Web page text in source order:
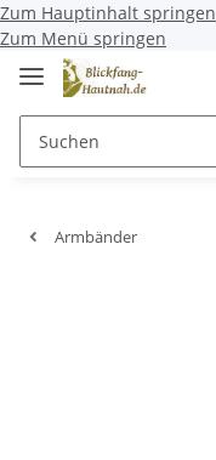
Zum Hauptinhalt springen
Zum Menü springen
Armbänder